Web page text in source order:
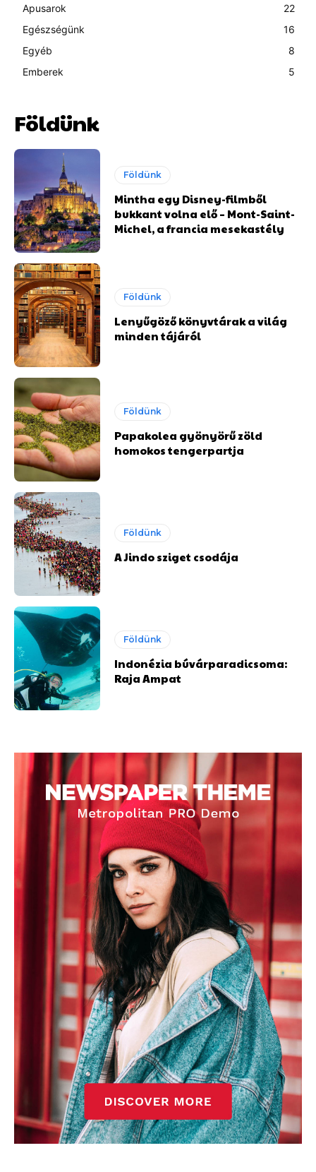
Apusarok
22
Egészségünk
16
Egyéb
8
Emberek
5
Földünk
Földünk
Mintha egy Disney-filmből
bukkant volna elő – Mont-Saint-
Michel, a francia mesekastély
Földünk
Lenyűgöző könyvtárak a világ
minden tájáról
Földünk
Papakolea gyönyörű zöld
homokos tengerpartja
Földünk
A Jindo sziget csodája
Földünk
Indonézia búvárparadicsoma:
Raja Ampat